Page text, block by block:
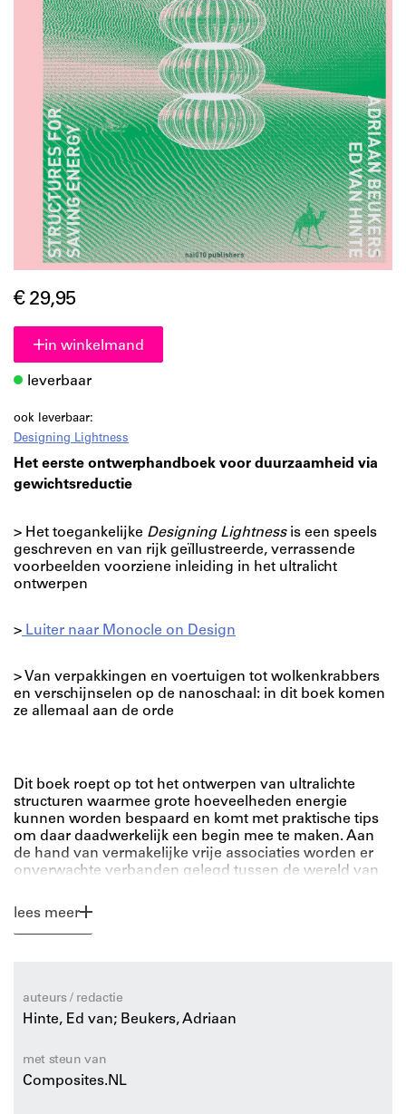
€ 29,95
in winkelmand
leverbaar
ook leverbaar:
Designing Lightness
Het eerste ontwerphandboek voor duurzaamheid via
gewichtsreductie
> Het toegankelijke Designing Lightnessis een speels
geschreven en van rijk geïllustreerde, verrassende
voorbeelden voorziene inleiding in het ultralicht
ontwerpen
> Luiter naar Monocle on Design
> Van verpakkingen en voertuigen tot wolkenkrabbers
en verschijnselen op de nanoschaal: in dit boek komen
ze allemaal aan de orde
Dit boek roept op tot het ontwerpen van ultralichte
structuren waarmee grote hoeveelheden energie
kunnen worden bespaard en komt met praktische tips
om daar daadwerkelijk een begin mee te maken. Aan
de hand van vermakelijke vrije associaties worden er
onverwachte verbanden gelegd tussen de wereld van
Designing Lightness
conventionele benadering van duurzaamheid, die zich
ontwerpdisciplines en bespreekt zowel verpakkingen
als voertuigen, wolkenkrabbers en verschijnselen op de
nanoschaal.
Emeritus hoogleraar Adriaan Beukers is een
deskundige op het gebied van ultralichte structuren. Ed
lees meer
auteurs / redactie
Hinte, Ed van; Beukers, Adriaan
met steun van
Composites.NL